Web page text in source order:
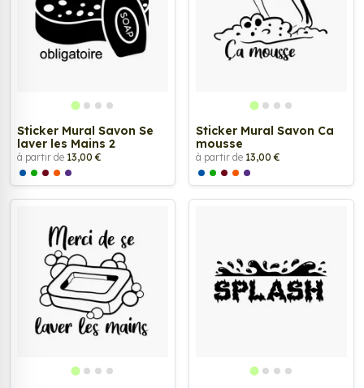
Sticker Mural Savon Se
laver les Mains 2
à partir de 13,00 €
Sticker Mural Savon Ca
mousse
à partir de 13,00 €